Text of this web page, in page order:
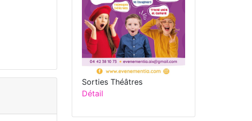
Sorties Théâtres
Détail